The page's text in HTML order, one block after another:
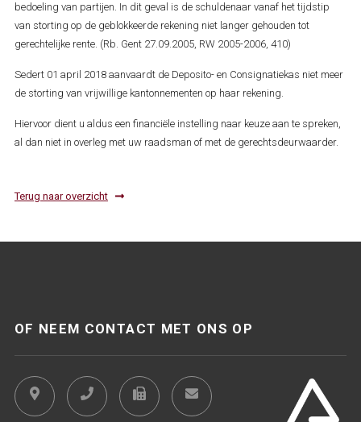
bedoeling van partijen. In dit geval is de schuldenaar vanaf het tijdstip
van storting op de geblokkeerde rekening niet langer gehouden tot
gerechtelijke rente. (Rb. Gent 27.09.2005, RW 2005-2006, 410)
Sedert 01 april 2018 aanvaardt de Deposito- en Consignatiekas niet meer
de storting van vrijwillige kantonnementen op haar rekening.
Hiervoor dient u aldus een financiële instelling naar keuze aan te spreken,
al dan niet in overleg met uw raadsman of met de gerechtsdeurwaarder.
Terug naar overzicht
OF NEEM CONTACT MET ONS OP